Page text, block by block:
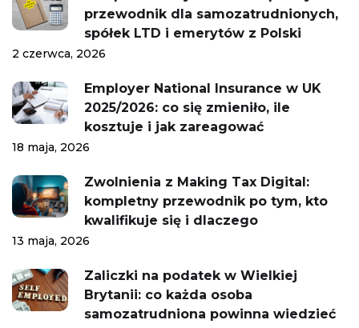
przewodnik dla samozatrudnionych,
spółek LTD i emerytów z Polski
2 czerwca, 2026
Employer National Insurance w UK
2025/2026: co się zmieniło, ile
kosztuje i jak zareagować
18 maja, 2026
Zwolnienia z Making Tax Digital:
kompletny przewodnik po tym, kto
kwalifikuje się i dlaczego
13 maja, 2026
Zaliczki na podatek w Wielkiej
Brytanii: co każda osoba
samozatrudniona powinna wiedzieć